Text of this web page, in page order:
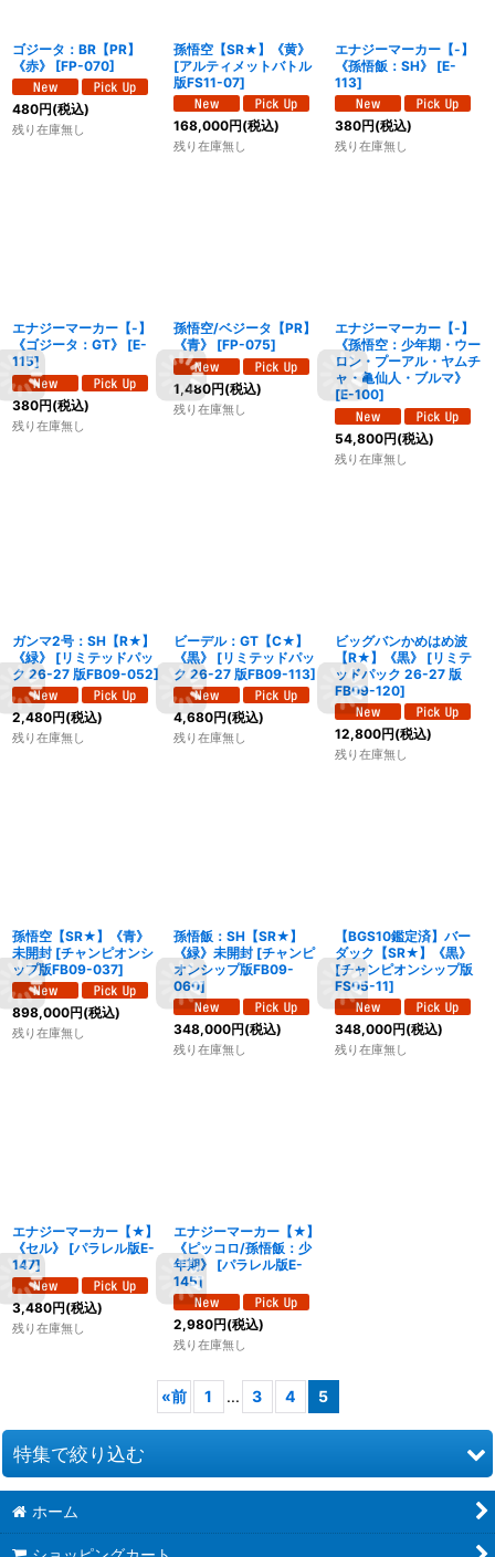
ゴジータ：BR【PR】
《赤》
[FP-070]
480円(税込)
残り在庫無し
孫悟空【SR★】《黄》
[アルティメットバトル
版FS11-07]
168,000円(税込)
残り在庫無し
エナジーマーカー【-】
《孫悟飯：SH》
[E-
113]
380円(税込)
残り在庫無し
エナジーマーカー【-】
《ゴジータ：GT》
[E-
115]
380円(税込)
残り在庫無し
孫悟空/ベジータ【PR】
《青》
[FP-075]
1,480円(税込)
残り在庫無し
エナジーマーカー【-】
《孫悟空：少年期・ウー
ロン・プーアル・ヤムチ
ャ・亀仙人・ブルマ》
[E-100]
54,800円(税込)
残り在庫無し
ガンマ2号：SH【R★】
《緑》
[リミテッドパッ
ク 26-27 版FB09-052]
2,480円(税込)
残り在庫無し
ビーデル：GT【C★】
《黒》
[リミテッドパッ
ク 26-27 版FB09-113]
4,680円(税込)
残り在庫無し
ビッグバンかめはめ波
【R★】《黒》
[リミテ
ッドパック 26-27 版
FB09-120]
12,800円(税込)
残り在庫無し
孫悟空【SR★】《青》
未開封 [チャンピオンシ
ップ版FB09-037]
898,000円(税込)
残り在庫無し
孫悟飯：SH【SR★】
《緑》未開封 [チャンピ
オンシップ版FB09-
060]
348,000円(税込)
残り在庫無し
【BGS10鑑定済】バー
ダック【SR★】《黒》
[チャンピオンシップ版
FS05-11]
348,000円(税込)
残り在庫無し
エナジーマーカー【★】
《セル》
[パラレル版E-
147]
3,480円(税込)
残り在庫無し
エナジーマーカー【★】
《ピッコロ/孫悟飯：少
年期》
[パラレル版E-
145]
2,980円(税込)
残り在庫無し
«前 1 ... 3 4 5
特集で絞り込む
ブースターパック STORY BOOSTER 01 [ST01]
ホーム